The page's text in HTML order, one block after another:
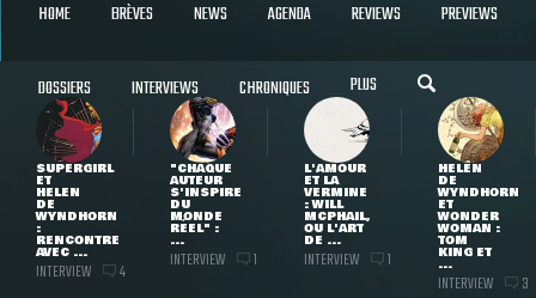
HOME BRÈVES NEWS AGENDA REVIEWS PREVIEWS
DOSSIERS INTERVIEWS CHRONIQUES PLUS
SUPERGIRL
ET
HELEN
DE
WYNDHORN
:
RENCONTRE
AVEC ...
INTERVIEW 4
"CHAQUE
AUTEUR
S'INSPIRE
DU
MONDE
RÉEL" :
...
INTERVIEW 1
L'AMOUR
ET LA
VERMINE
: WILL
MCPHAIL,
OU L'ART
DE ...
INTERVIEW 1
HELEN
DE
WYNDHORN
ET
WONDER
WOMAN :
TOM
KING ET
...
INTERVIEW 3